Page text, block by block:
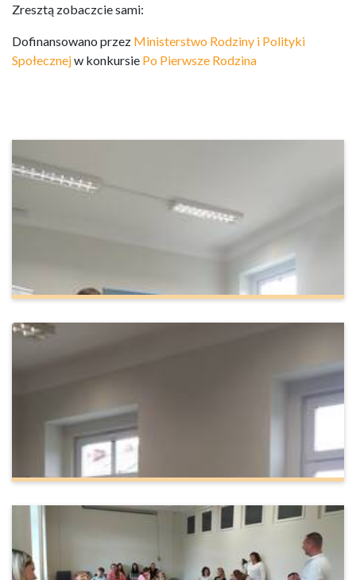
Zresztą zobaczcie sami:
Dofinansowano przez Ministerstwo Rodziny i Polityki
Społecznejw konkursie Po Pierwsze Rodzina